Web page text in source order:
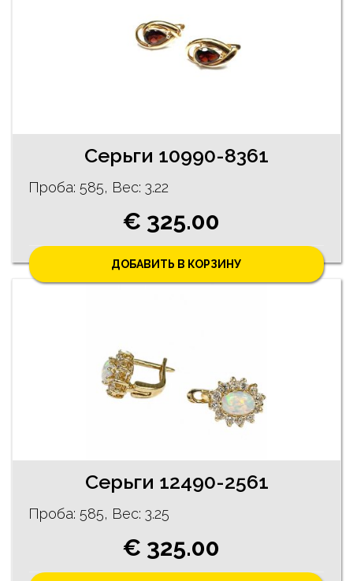
Серьги 10990-8361
Проба: 585, Bес: 3.22
€ 325.00
ДОБАВИТЬ В КОРЗИНУ
Cерьги 12490-2561
Проба: 585, Bес: 3.25
€ 325.00